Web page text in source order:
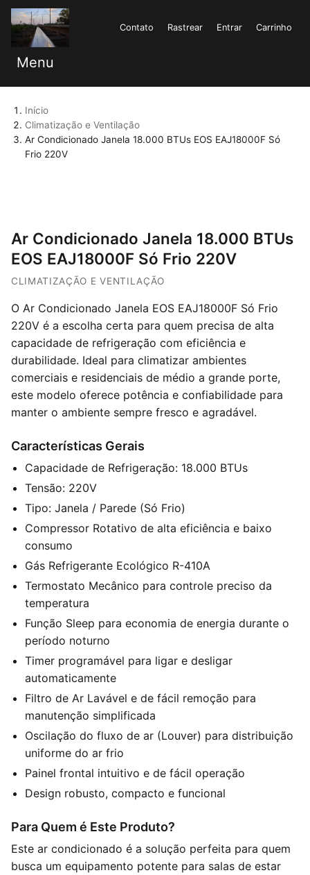
Contato Rastrear Entrar Carrinho
Menu
Início
Climatização e Ventilação
Ar Condicionado Janela 18.000 BTUs EOS EAJ18000F Só
Frio 220V
Ar Condicionado Janela 18.000 BTUs
EOS EAJ18000F Só Frio 220V
CLIMATIZAÇÃO E VENTILAÇÃO
O Ar Condicionado Janela EOS EAJ18000F Só Frio
220V é a escolha certa para quem precisa de alta
capacidade de refrigeração com eficiência e
durabilidade. Ideal para climatizar ambientes
comerciais e residenciais de médio a grande porte,
este modelo oferece potência e confiabilidade para
manter o ambiente sempre fresco e agradável.
Características Gerais
Capacidade de Refrigeração: 18.000 BTUs
Tensão: 220V
Tipo: Janela / Parede (Só Frio)
Compressor Rotativo de alta eficiência e baixo
consumo
Gás Refrigerante Ecológico R-410A
Termostato Mecânico para controle preciso da
temperatura
Função Sleep para economia de energia durante o
período noturno
Timer programável para ligar e desligar
automaticamente
Filtro de Ar Lavável e de fácil remoção para
manutenção simplificada
Oscilação do fluxo de ar (Louver) para distribuição
uniforme do ar frio
Painel frontal intuitivo e de fácil operação
Design robusto, compacto e funcional
Para Quem é Este Produto?
Este ar condicionado é a solução perfeita para quem
busca um equipamento potente para salas de estar